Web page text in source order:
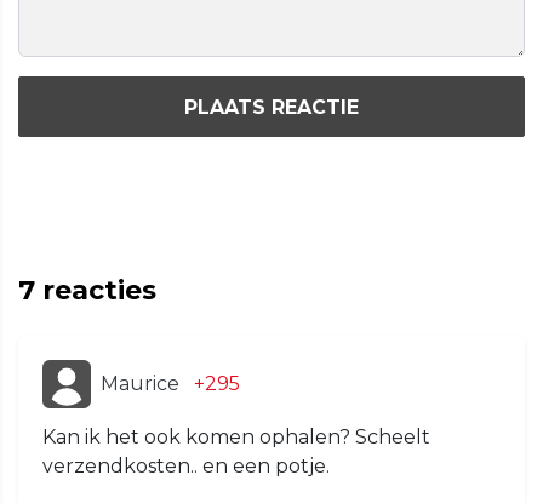
PLAATS REACTIE
7 reacties
Maurice +295
Kan ik het ook komen ophalen? Scheelt
verzendkosten.. en een potje.